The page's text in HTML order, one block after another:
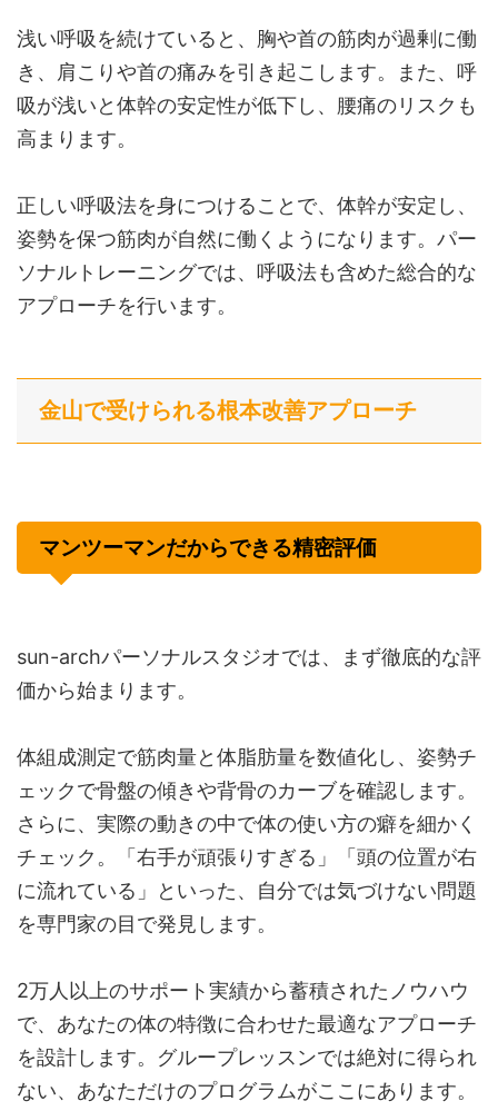
浅い呼吸を続けていると、胸や首の筋肉が過剰に働
き、肩こりや首の痛みを引き起こします。また、呼
吸が浅いと体幹の安定性が低下し、腰痛のリスクも
高まります。
正しい呼吸法を身につけることで、体幹が安定し、
姿勢を保つ筋肉が自然に働くようになります。パー
ソナルトレーニングでは、呼吸法も含めた総合的な
アプローチを行います。
金山で受けられる根本改善アプローチ
マンツーマンだからできる精密評価
sun-archパーソナルスタジオでは、まず徹底的な評
価から始まります。
体組成測定で筋肉量と体脂肪量を数値化し、姿勢チ
ェックで骨盤の傾きや背骨のカーブを確認します。
さらに、実際の動きの中で体の使い方の癖を細かく
チェック。「右手が頑張りすぎる」「頭の位置が右
に流れている」といった、自分では気づけない問題
を専門家の目で発見します。
2万人以上のサポート実績から蓄積されたノウハウ
で、あなたの体の特徴に合わせた最適なアプローチ
を設計します。グループレッスンでは絶対に得られ
ない、あなただけのプログラムがここにあります。